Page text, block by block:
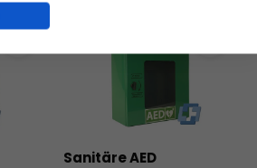
Sanitäre AED